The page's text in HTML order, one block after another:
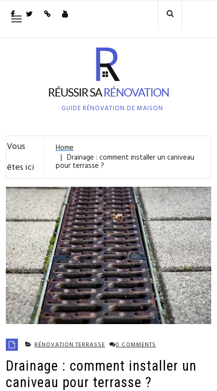
Toggle
GUIDE RÉNOVATION DE MAISON
Vous
êtes ici
Home
Drainage : comment installer un caniveau
pour terrasse ?
RÉNOVATION TERRASSE 0 COMMENTS
Drainage : comment installer un
caniveau pour terrasse ?